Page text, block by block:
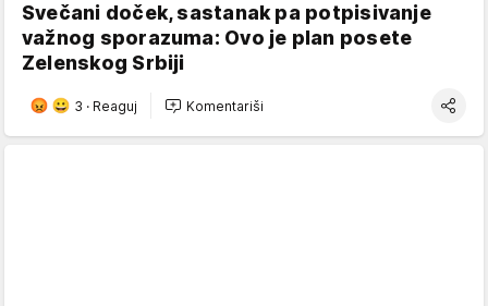
Svečani doček, sastanak pa potpisivanje
važnog sporazuma: Ovo je plan posete
Zelenskog Srbiji
3 · Reaguj Komentariši